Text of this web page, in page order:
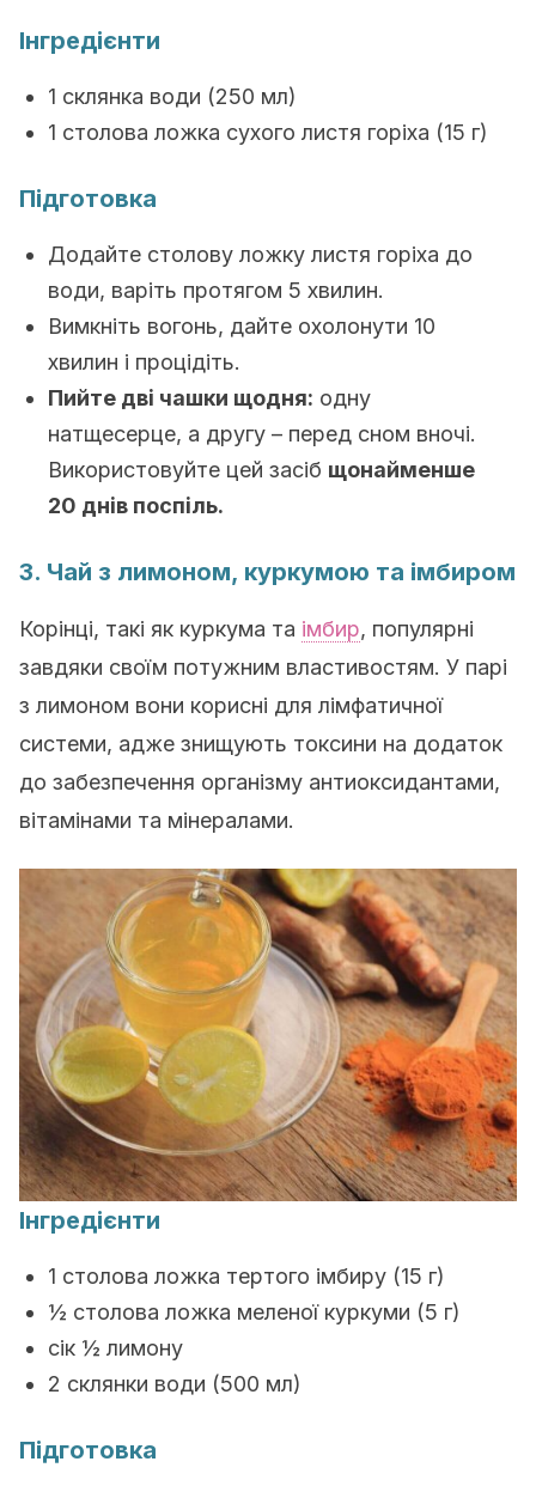
Інгредієнти
1 склянка води (250 мл)
1 столова ложка сухого листя горіха (15 г)
Підготовка
Додайте столову ложку листя горіха до
води, варіть протягом 5 хвилин.
Вимкніть вогонь, дайте охолонути 10
хвилин і процідіть.
Пийте дві чашки щодня: одну
натщесерце, а другу – перед сном вночі.
Використовуйте цей засіб щонайменше
20 днів поспіль.
3. Чай з лимоном, куркумою та імбиром
Корінці, такі як куркума та імбир, популярні
завдяки своїм потужним властивостям. У парі
з лимоном вони корисні для лімфатичної
системи, адже знищують токсини на додаток
до забезпечення організму антиоксидантами,
вітамінами та мінералами.
Інгредієнти
1 столова ложка тертого імбиру (15 г)
½ столова ложка меленої куркуми (5 г)
сік ½ лимону
2 склянки води (500 мл)
Підготовка